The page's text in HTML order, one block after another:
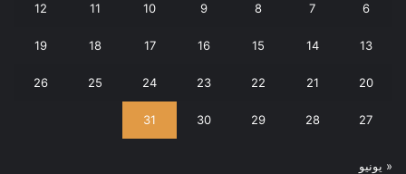
6
7
8
9
10
11
12
13
14
15
16
17
18
19
20
21
22
23
24
25
26
27
28
29
30
31
« يونيو